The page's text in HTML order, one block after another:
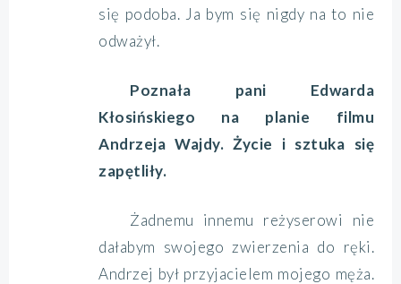
się podoba. Ja bym się nigdy na to nie
odważył.
Poznała pani Edwarda
Kłosińskiego na planie filmu
Andrzeja Wajdy. Życie i sztuka się
zapętliły.
Żadnemu innemu reżyserowi nie
dałabym swojego zwierzenia do ręki.
Andrzej był przyjacielem mojego męża.